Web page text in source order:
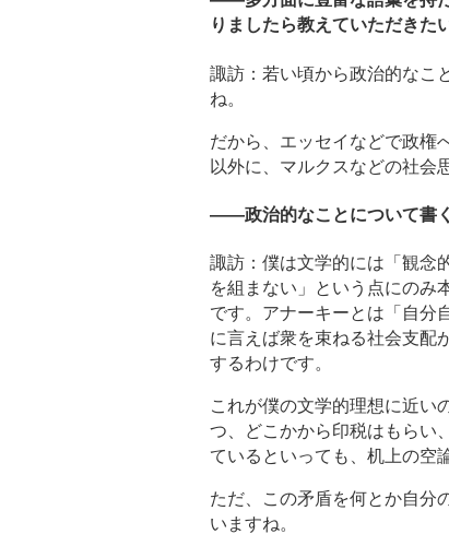
りましたら教えていただきた
諏訪：若い頃から政治的なこ
ね。
だから、エッセイなどで政権
以外に、マルクスなどの社会
――政治的なことについて書
諏訪：僕は文学的には「観念
を組まない」という点にのみ
です。アナーキーとは「自分
に言えば衆を束ねる社会支配
するわけです。
これが僕の文学的理想に近い
つ、どこかから印税はもらい
ているといっても、机上の空
ただ、この矛盾を何とか自分
いますね。